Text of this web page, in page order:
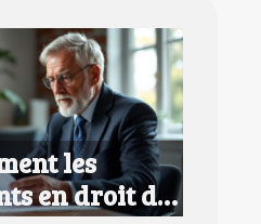
les
en droit de